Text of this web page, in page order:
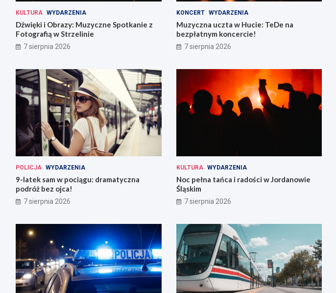
KULTURA WYDARZENIA
Dźwięki i Obrazy: Muzyczne Spotkanie z
Fotografią w Strzelinie
7 sierpnia 2026
KONCERT WYDARZENIA
Muzyczna uczta w Hucie: TeDe na
bezpłatnym koncercie!
7 sierpnia 2026
POLICJA WYDARZENIA
9-latek sam w pociągu: dramatyczna
podróż bez ojca!
7 sierpnia 2026
KULTURA WYDARZENIA
Noc pełna tańca i radości w Jordanowie
Śląskim
7 sierpnia 2026